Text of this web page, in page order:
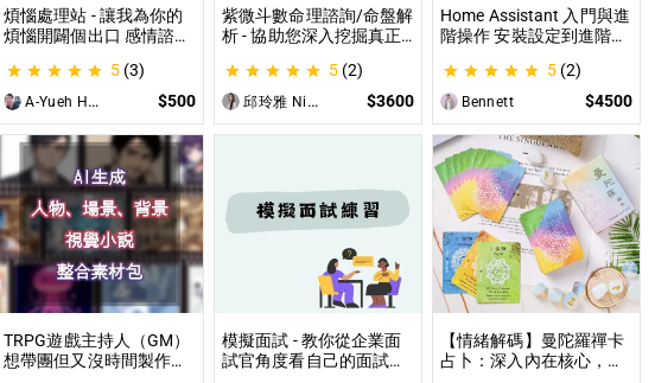
煩惱處理站 - 讓我為你的
煩惱開闢個出口 感情諮
惱、內心的煩惱各方面都
可以談
5 (3)
A-Yueh Huang $500
紫微斗數命理諮詢/命盤解
析 - 協助您深入挖掘真正
讓我們的努力更有價值 活
出璀璨一生
5 (2)
邱玲雅 Nina $3600
Home Assistant 入門與進
階操作 安裝設定到進階自
答，打造專屬的智能家居
5 (2)
Bennett $4500
TRPG遊戲主持人（GM）
想帶團但又沒時間製作素
模擬面試 - 教你從企業面
試官角度看自己的面試表
【情緒解碼】曼陀羅禪卡
占卜：深入內在核心，為